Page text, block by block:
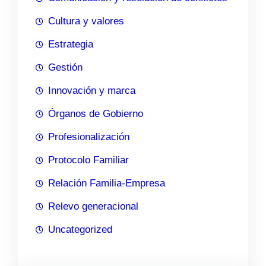
Cultura y valores
Estrategia
Gestión
Innovación y marca
Órganos de Gobierno
Profesionalización
Protocolo Familiar
Relación Familia-Empresa
Relevo generacional
Uncategorized